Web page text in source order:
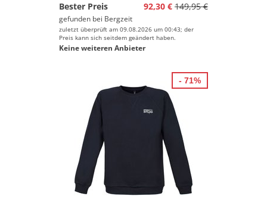
Bester Preis
92,30 € 149,95 €
gefunden bei Bergzeit
zuletzt überprüft am 09.08.2026 um 00:43; der
Preis kann sich seitdem geändert haben.
Keine weiteren Anbieter
- 71%